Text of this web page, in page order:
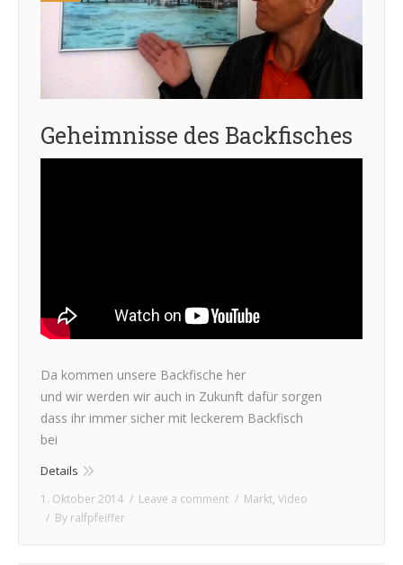
Geheimnisse des Backfisches
Da kommen unsere Backfische her
und wir werden wir auch in Zukunft dafür sorgen
dass ihr immer sicher mit leckerem Backfisch
bei
Details
1. Oktober 2014 Leave a comment Markt, Video
By ralfpfeiffer